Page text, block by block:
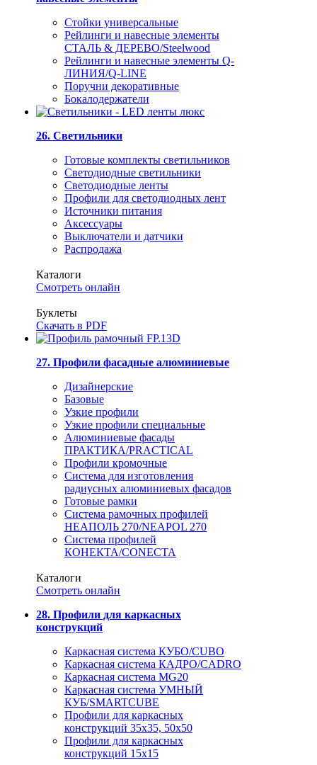
Стойки универсальные
Рейлинги и навесные элементы
СТАЛЬ & ДЕРЕВО/Steelwood
Рейлинги и навесные элементы Q-
ЛИНИЯ/Q-LINE
Поручни декоративные
Бокалодержатели
26. Светильники
Готовые комплекты светильников
Светодиодные светильники
Светодиодные ленты
Профили для светодиодных лент
Источники питания
Аксессуары
Выключатели и датчики
Распродажа
Каталоги
Смотреть онлайн
Буклеты
Скачать в PDF
27. Профили фасадные алюминиевые
Дизайнерские
Базовые
Узкие профили
Узкие профили специальные
Алюминиевые фасады
ПРАКТИКА/PRACTICAL
Профили кромочные
Система для изготовления
радиусных алюминиевых фасадов
Готовые рамки
Система рамочных профилей
НЕАПОЛЬ 270/NEAPOL 270
Система профилей
КОНЕКТА/CONECTA
Каталоги
Смотреть онлайн
28. Профили для каркасных
конструкций
Каркасная система КУБО/CUBO
Каркасная система КАДРО/CADRO
Каркасная система MG20
Каркасная система УМНЫЙ
КУБ/SMARTCUBE
Профили для каркасных
конструкций 35x35, 50x50
Профили для каркасных
конструкций 15х15